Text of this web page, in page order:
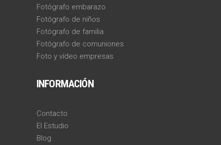
Fotógrafo embarazo
Fotógrafo de niños
Fotógrafo de familia
Fotógrafo de comuniones
Foto y vídeo empresas
INFORMACIÓN
Contacto
El Estudio
Blog